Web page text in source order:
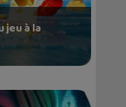
jeu à la